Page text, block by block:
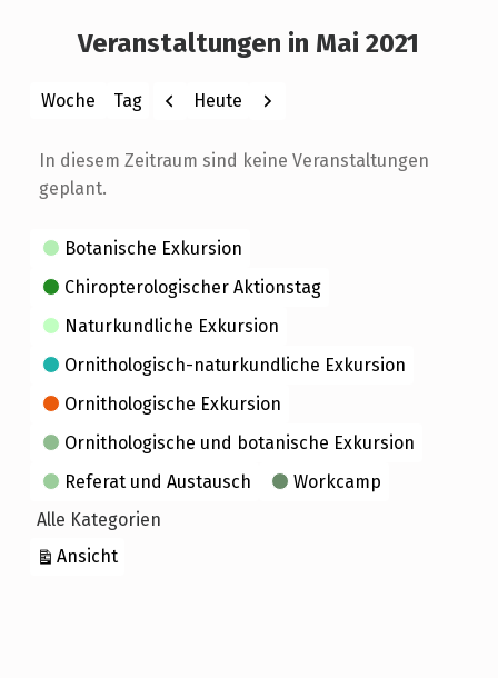
Veranstaltungen in Mai 2021
Woche Tag
Monat
Jahr
Zurück
Heute Weiter
In diesem Zeitraum sind keine Veranstaltungen
geplant.
Kategorien
Botanische Exkursion
Chiropterologischer Aktionstag
Naturkundliche Exkursion
Ornithologisch-naturkundliche Exkursion
Ornithologische Exkursion
Ornithologische und botanische Exkursion
Referat und Austausch
Workcamp
Alle Kategorien
Ansichtausdrucken